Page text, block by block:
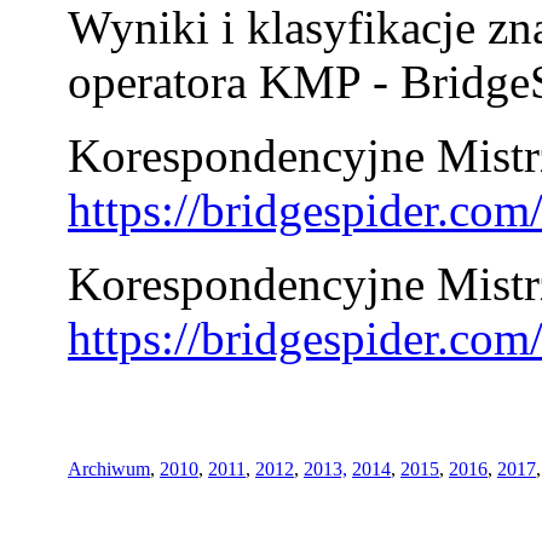
Wyniki i klasyfikacje
operatora KMP -
Korespondencyjne
https://
Korespondencyjne
https://
Archiwum, 2010, 2011 , 2012, 2013, 2014, 2015, 2016, 2017